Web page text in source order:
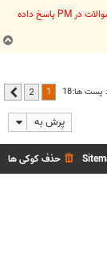
لطفا سوالات فني را فقط در خود انجمن مطرح بفرماييد، به اين سوالات در PM پاسخ داده
ب
ا
پست ها:18 2 بعدی
پرش به
حذف کوکی ها